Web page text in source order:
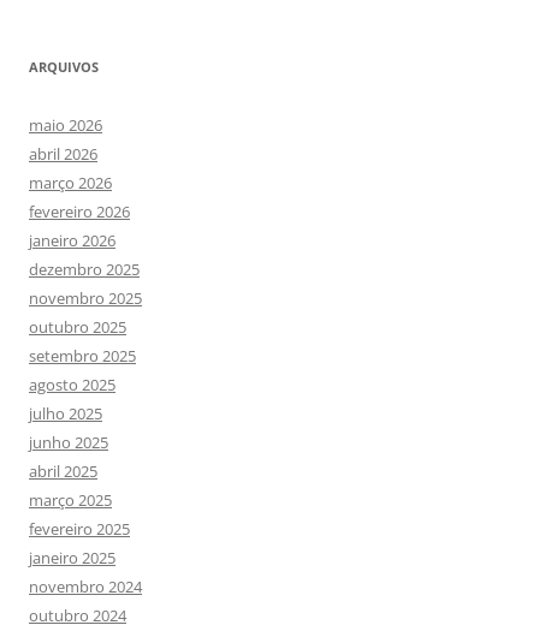
ARQUIVOS
maio 2026
abril 2026
março 2026
fevereiro 2026
janeiro 2026
dezembro 2025
novembro 2025
outubro 2025
setembro 2025
agosto 2025
julho 2025
junho 2025
abril 2025
março 2025
fevereiro 2025
janeiro 2025
novembro 2024
outubro 2024